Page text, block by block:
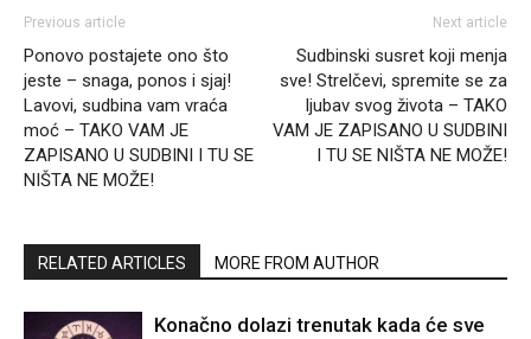
Previous article
Ponovo postajete ono što
jeste – snaga, ponos i sjaj!
Lavovi, sudbina vam vraća
moć – TAKO VAM JE
ZAPISANO U SUDBINI I TU SE
NIŠTA NE MOŽE!
Next article
Sudbinski susret koji menja
sve! Strelčevi, spremite se za
ljubav svog života – TAKO
VAM JE ZAPISANO U SUDBINI
I TU SE NIŠTA NE MOŽE!
RELATED ARTICLES MORE FROM AUTHOR
Konačno dolazi trenutak kada će sve